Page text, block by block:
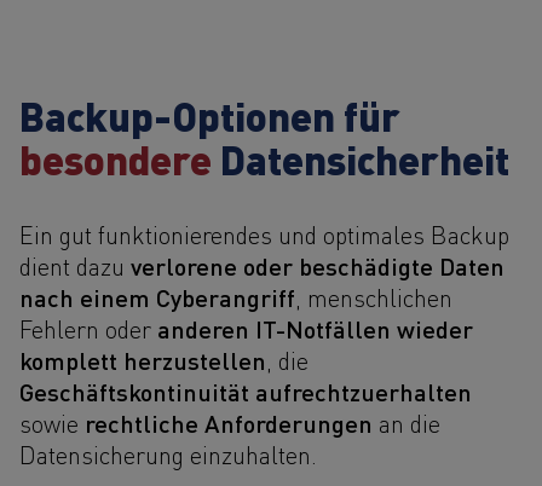
Backup-Optionen für
besondere Datensicherheit
Ein gut funktionierendes und optimales Backup
dient dazu verlorene oder beschädigte Daten
nach einem Cyberangriff , menschlichen
Fehlern oder anderen IT-Notfällen wieder
komplett herzustellen , die
Geschäftskontinuität aufrechtzuerhalten
sowie rechtliche Anforderungen an die
Datensicherung einzuhalten.